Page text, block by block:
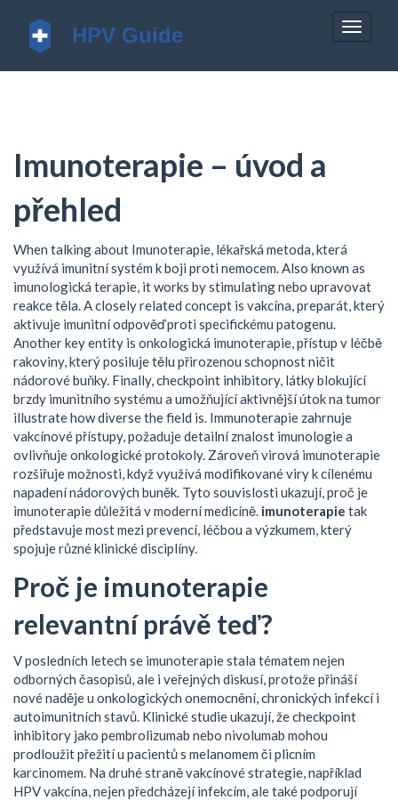
Imunoterapie – úvod a
přehled
When talking about Imunoterapie, lékařská metoda, která
využívá imunitní systém k boji proti nemocem. Also known as
imunologická terapie, it works by stimulating nebo upravovat
reakce těla. A closely related concept is vakcína,preparát, který
aktivuje imunitní odpověď proti specifickému patogenu.
Another key entity is onkologická imunoterapie,přístup v léčbě
rakoviny, který posiluje tělu přirozenou schopnost ničit
nádorové buňky. Finally,checkpoint inhibitory, látky blokující
brzdy imunitního systému a umožňující aktivnější útok na tumor
illustrate how diverse the field is. Immunoterapie zahrnuje
vakcínové přístupy, požaduje detailní znalost imunologie a
ovlivňuje onkologické protokoly. Zároveň virová imunoterapie
rozšiřuje možnosti, když využívá modifikované viry k cílenému
napadení nádorových buněk. Tyto souvislosti ukazují, proč je
imunoterapie důležitá v moderní medicíně. imunoterapie tak
představuje most mezi prevencí, léčbou a výzkumem, který
spojuje různé klinické disciplíny.
Proč je imunoterapie
relevantní právě teď?
V posledních letech se imunoterapie stala tématem nejen
odborných časopisů, ale i veřejných diskusí, protože přináší
nové naděje u onkologických onemocnění, chronických infekcí i
autoimunitních stavů. Klinické studie ukazují, že checkpoint
inhibitory jako pembrolizumab nebo nivolumab mohou
prodloužit přežití u pacientů s melanomem či plicním
karcinomem. Na druhé straně vakcínové strategie, například
HPV vakcína, nejen předcházejí infekcím, ale také podporují